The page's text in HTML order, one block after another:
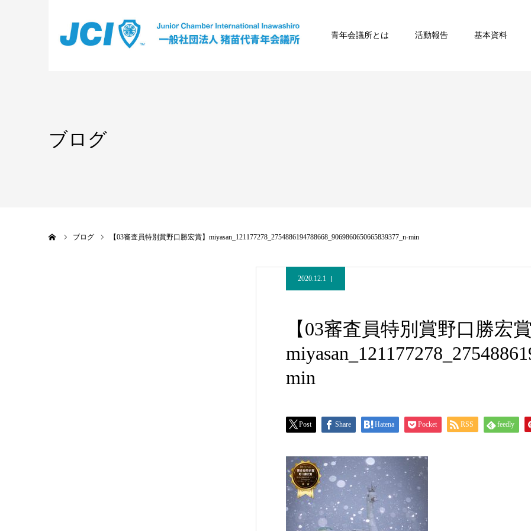
青年会議所とは 活動報告 基本資料
ブログ
ブログ 【03審査員特別賞野口勝宏賞】miyasan_121177278_2754886194788668_9069860650665839377_n-min
2020.12.1
【03審査員特別賞野口勝宏賞
min
Post Share Hatena Pocket RSS feedly